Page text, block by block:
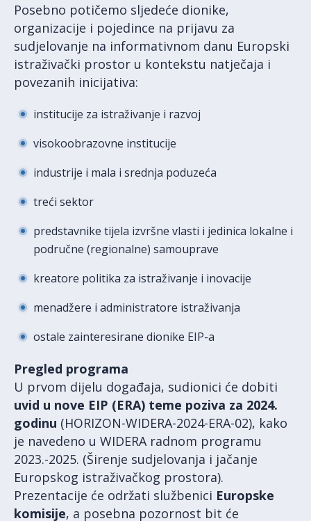
Posebno potičemo sljedeće dionike,
organizacije i pojedince na prijavu za
sudjelovanje na informativnom danu Europski
istraživački prostor u kontekstu natječaja i
povezanih inicijativa:
institucije za istraživanje i razvoj
visokoobrazovne institucije
industrije i mala i srednja poduzeća
treći sektor
predstavnike tijela izvršne vlasti i jedinica lokalne i
područne (regionalne) samouprave
kreatore politika za istraživanje i inovacije
menadžere i administratore istraživanja
ostale zainteresirane dionike EIP-a
Pregled programa
U prvom dijelu događaja, sudionici će dobiti
uvid u nove EIP (ERA) teme poziva za 2024.
godinu (HORIZON-WIDERA-2024-ERA-02), kako
je navedeno u WIDERA radnom programu
2023.-2025. (Širenje sudjelovanja i jačanje
Europskog istraživačkog prostora).
Prezentacije će održati službenici Europske
komisije, a posebna pozornost bit će